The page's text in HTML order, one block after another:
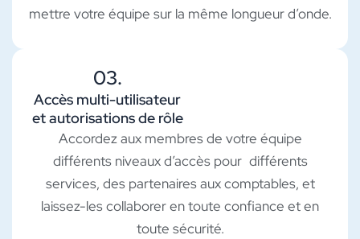
mettre votre équipe sur la même longueur d’onde.
03.
Accès multi-utilisateur
et autorisations de rôle
Accordez aux membres de votre équipe
différents niveaux d’accès pour différents
services, des partenaires aux comptables, et
laissez-les collaborer en toute confiance et en
toute sécurité.